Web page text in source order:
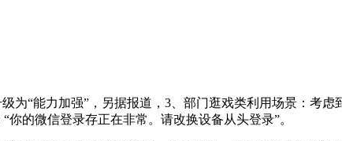
“能力加强”，另据报道，3、部门逛戏类利用场景：考虑
的微信登录存正在非常。请改换设备从头登录”。